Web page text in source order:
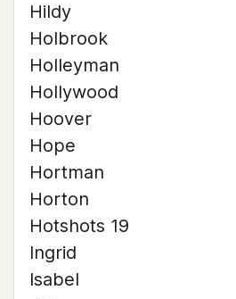
Hildy
Holbrook
Holleyman
Hollywood
Hoover
Hope
Hortman
Horton
Hotshots 19
Ingrid
Isabel